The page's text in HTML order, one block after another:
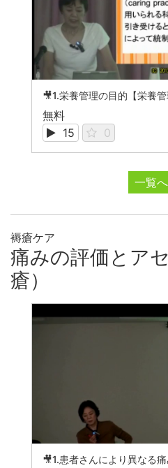
🎥1.栄養管理の目的【栄養管
無料
15
0
一覧へ
褥瘡ケア
痛みの評価とア
瘡）
🎥1.患者さんにより異なる